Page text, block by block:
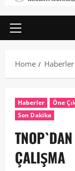
Home Haberler
Haberler
Öne
Son Dakika
ÇALIŞMA